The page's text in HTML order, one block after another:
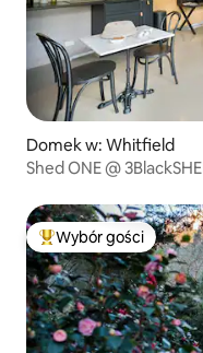
Domek w: Whitfield
Shed ONE @
Najpopularniejsze z
Wybór gości